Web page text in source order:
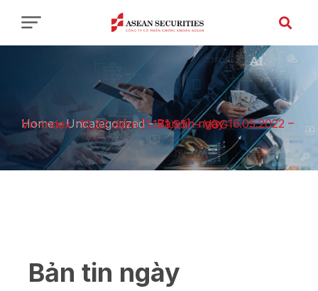
Home-Uncategorized-
Bản tin ngày 16.05.2022 – Vn-Index -10,82 điểm [1.171,95] – VGG
Bản tin ngày